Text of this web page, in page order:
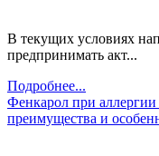
В текущих условиях
предпринимать акт...
Подробнее...
Фенкарол при
преимущества и